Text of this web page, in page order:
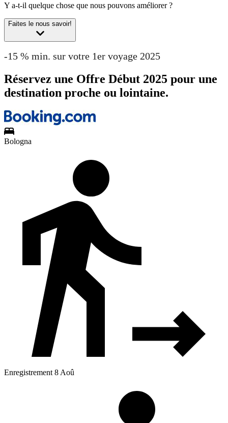
Y a-t-il quelque chose que nous pouvons améliorer ?
Faites le nous savoir!
-15 % min. sur votre 1er voyage 2025
Réservez une Offre Début 2025 pour une
destination proche ou lointaine.
Bologna
Enregistrement 8 Aoû